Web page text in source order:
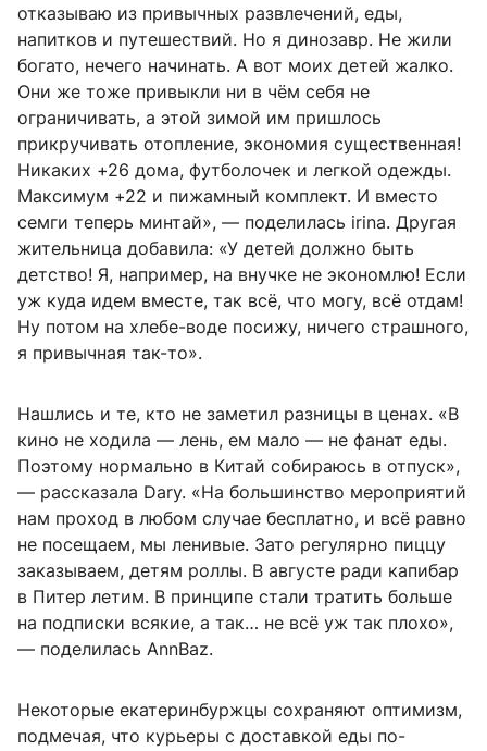
отказываю из привычных развлечений, еды,
напитков и путешествий. Но я динозавр. Не жили
богато, нечего начинать. А вот моих детей жалко.
Они же тоже привыкли ни в чём себя не
ограничивать, а этой зимой им пришлось
прикручивать отопление, экономия существенная!
Никаких +26 дома, футболочек и легкой одежды.
Максимум +22 и пижамный комплект. И вместо
семги теперь минтай», — поделилась irina. Другая
жительница добавила: «У детей должно быть
детство! Я, например, на внучке не экономлю! Если
уж куда идем вместе, так всё, что могу, всё отдам!
Ну потом на хлебе-воде посижу, ничего страшного,
я привычная так-то».
Нашлись и те, кто не заметил разницы в ценах. «В
кино не ходила — лень, ем мало — не фанат еды.
Поэтому нормально в Китай собираюсь в отпуск»,
— рассказала Dary. «На большинство мероприятий
нам проход в любом случае бесплатно, и всё равно
не посещаем, мы ленивые. Зато регулярно пиццу
заказываем, детям роллы. В августе ради капибар
в Питер летим. В принципе стали тратить больше
на подписки всякие, а так… не всё уж так плохо»,
— поделилась AnnBaz.
Некоторые екатеринбуржцы сохраняют оптимизм,
подмечая, что курьеры с доставкой еды по-